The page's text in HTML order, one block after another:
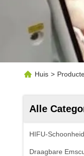
Huis >
Alle
HIFU-
Draagbare